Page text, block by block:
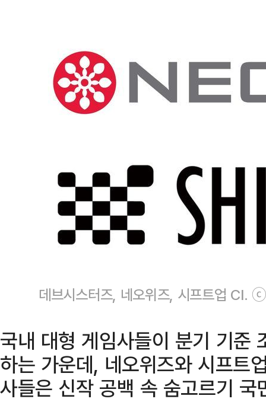
데브시스터즈, 네오위즈, 시프트업 CI.
국내 대형 게임사들이 분기 기준
하는 가운데, 네오위즈와 시프트
사들은 신작 공백 속 숨고르기 국